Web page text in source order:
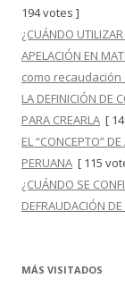
194 votes ]
¿CUÁNDO
APELACIÓN EN
como
LA DEFINICIÓN DE
PARA CREARLA [
EL “CONCEPTO”
PERUANA [ 115
¿CUÁNDO SE
DEFRAUDACIÓN
MÁS VISITADOS